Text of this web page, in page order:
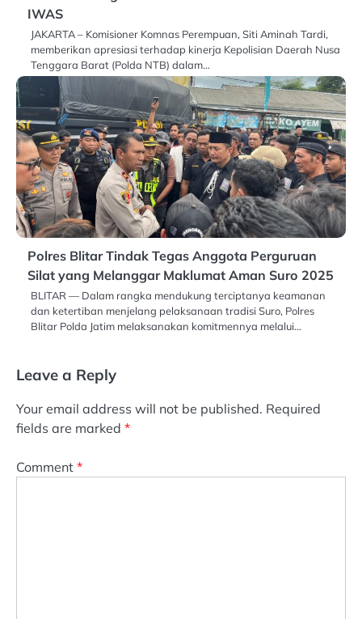
IWAS
JAKARTA – Komisioner Komnas Perempuan, Siti Aminah Tardi,
memberikan apresiasi terhadap kinerja Kepolisian Daerah Nusa
Tenggara Barat (Polda NTB) dalam…
Polres Blitar Tindak Tegas Anggota Perguruan
Silat yang Melanggar Maklumat Aman Suro 2025
BLITAR — Dalam rangka mendukung terciptanya keamanan
dan ketertiban menjelang pelaksanaan tradisi Suro, Polres
Blitar Polda Jatim melaksanakan komitmennya melalui…
Leave a Reply
Your email address will not be published. Required
fields are marked *
Comment *